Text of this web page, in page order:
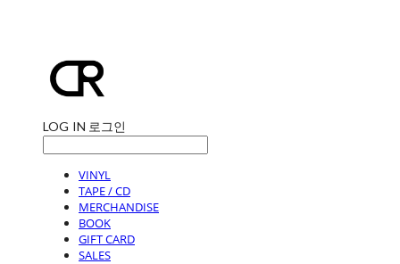
LOG IN 로그인
VINYL
TAPE / CD
MERCHANDISE
BOOK
GIFT CARD
SALES